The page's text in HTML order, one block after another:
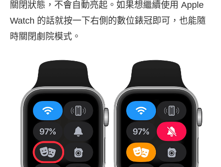
關閉狀態，不會自動亮起。如果想繼續使用 Apple
Watch 的話就按一下右側的數位錶冠即可，也能隨
時關閉劇院模式。